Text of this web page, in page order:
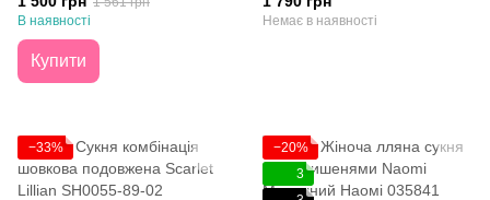
В наявності
Купити
Немає в наявності
−33%
−20%
3